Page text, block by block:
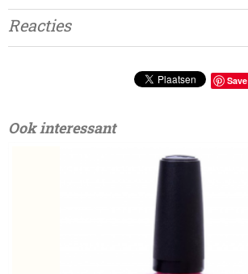
Reacties
Save
Ook interessant